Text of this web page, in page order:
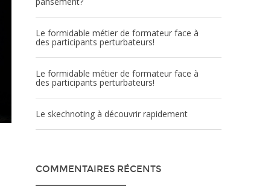
Le formidable métier de formateur face à
des participants perturbateurs!
Le formidable métier de formateur face à
des participants perturbateurs!
Le skechnoting à découvrir rapidement
COMMENTAIRES RÉCENTS